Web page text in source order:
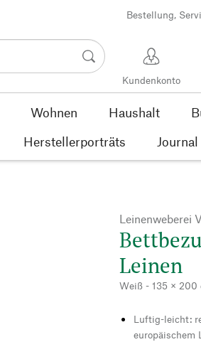
Bestellung,
Kundenkonto
Wohnen Haushalt
Herstellerporträts Journal
Leinenweberei
Leinen
Weiß - 135 × 200
Luftig-leicht:
europäischem